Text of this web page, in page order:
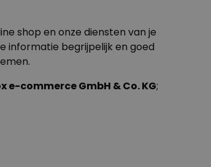
shop en onze diensten van je
informatie begrijpelijk en goed
e-commerce GmbH & Co. KG;